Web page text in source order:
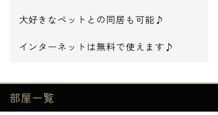
大好きなペットとの同居も可能♪
インターネットは無料で使えます♪
部屋一覧